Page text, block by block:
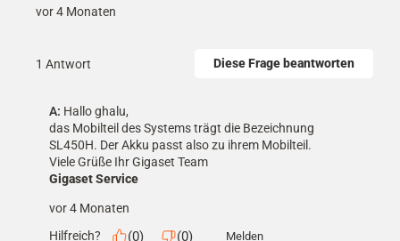
vor 4 Monaten
1 Antwort Diese Frage beantworten
A: Hallo ghalu,
das Mobilteil des Systems trägt die Bezeichnung
SL450H. Der Akku passt also zu ihrem Mobilteil.
Viele Grüße Ihr Gigaset Team
Gigaset Service
vor 4 Monaten
Hilfreich?
(0) (0) Melden